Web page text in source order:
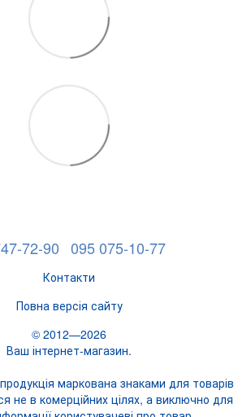
72-90 095 075-10-77
Контакти
Повна версія сайту
© 2012—2026
Ваш інтернет-магазин.
маркована знаками для товарів
не в комерційних цілях, а виключно для